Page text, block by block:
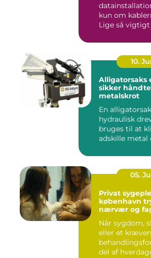
kun om
Lige så vigtigt
10.
Alligatorsaks effektiv og
sikker
metalskrot
En
hydraulisk
bruges til at
adskille metal
05.
Privat
københavn tryghed,
nærvær og
Når sygdom,
eller et
del af